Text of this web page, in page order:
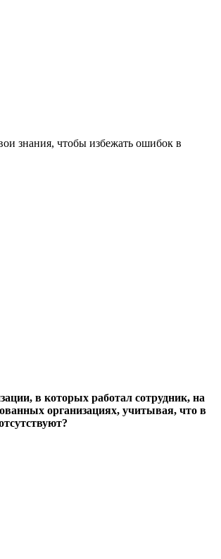
знания, чтобы избежать ошибок в
в которых работал сотрудник, на
организациях, учитывая, что в